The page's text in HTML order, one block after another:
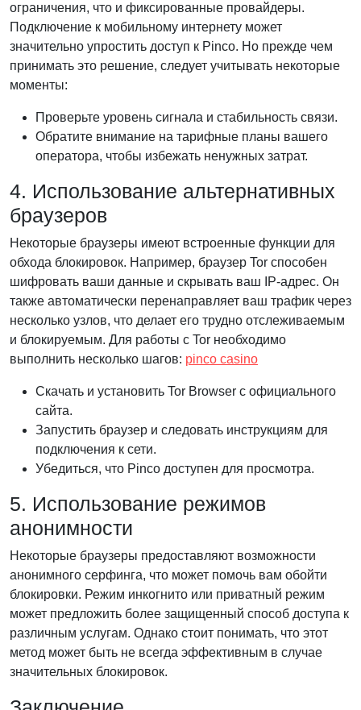
ограничения, что и фиксированные провайдеры.
Подключение к мобильному интернету может
значительно упростить доступ к Pinco. Но прежде чем
принимать это решение, следует учитывать некоторые
моменты:
Проверьте уровень сигнала и стабильность связи.
Обратите внимание на тарифные планы вашего
оператора, чтобы избежать ненужных затрат.
4. Использование альтернативных
браузеров
Некоторые браузеры имеют встроенные функции для
обхода блокировок. Например, браузер Tor способен
шифровать ваши данные и скрывать ваш IP-адрес. Он
также автоматически перенаправляет ваш трафик через
несколько узлов, что делает его трудно отслеживаемым
и блокируемым. Для работы с Tor необходимо
выполнить несколько шагов: pinco casino
Скачать и установить Tor Browser с официального
сайта.
Запустить браузер и следовать инструкциям для
подключения к сети.
Убедиться, что Pinco доступен для просмотра.
5. Использование режимов
анонимности
Некоторые браузеры предоставляют возможности
анонимного серфинга, что может помочь вам обойти
блокировки. Режим инкогнито или приватный режим
может предложить более защищенный способ доступа к
различным услугам. Однако стоит понимать, что этот
метод может быть не всегда эффективным в случае
значительных блокировок.